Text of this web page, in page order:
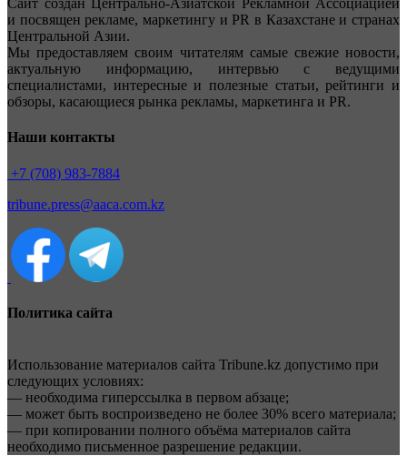
Сайт создан Центрально-Азиатской Рекламной Ассоциацией
и посвящен рекламе, маркетингу и PR в Казахстане и странах
Центральной Азии.
Мы предоставляем своим читателям самые свежие новости,
актуальную информацию, интервью с ведущими
специалистами, интересные и полезные статьи, рейтинги и
обзоры, касающиеся рынка рекламы, маркетинга и PR.
Наши контакты
+7 (708) 983-7884
tribune.press@aaca.com.kz
Политика сайта
Использование материалов сайта Tribune.kz допустимо при
следующих условиях:
— необходима гиперссылка в первом абзаце;
— может быть воспроизведено не более 30% всего материала;
— при копировании полного объёма материалов сайта
необходимо письменное разрешение редакции.